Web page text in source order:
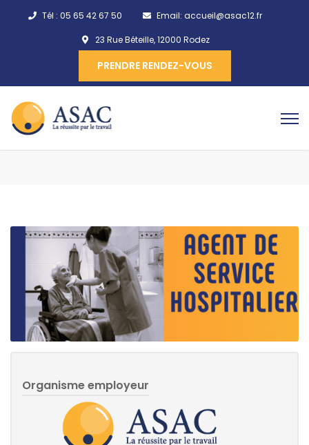
Tél : 05 65 42 67 50 Email: accueil@asac12.fr
23 Rue Béteille, 12000 Rodez
PRENDRE RENDEZ-VOUS
Organisme employeur